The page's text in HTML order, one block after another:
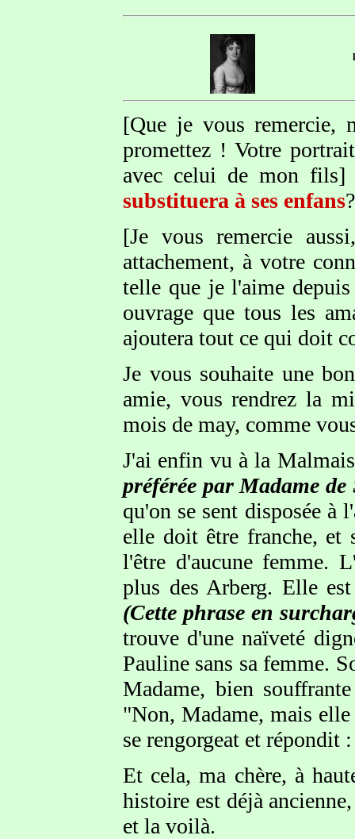
[Que je vous remercie,
promettez ! Votre
avec celui de mon
substituera à ses enfans
[Je vous remercie
attachement, à votre
telle que je l'aime
ouvrage que tous les
ajoutera tout ce qui doit
Je vous souhaite une
amie, vous rendrez la
mois de may, comme
J'ai enfin vu à la
préférée par Madame de
qu'on se sent disposée à
elle doit être franche, et
l'être d'aucune femme.
plus des Arberg. Elle
(Cette phrase en
trouve d'une naïveté
Pauline sans sa femme.
Madame, bien
"Non, Madame, mais
se rengorgeat et répondit
Et cela, ma chère, à
histoire est déjà
et la voilà.